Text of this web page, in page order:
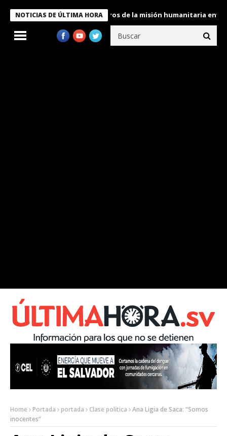
NOTICIAS DE ÚLTIMA HORA
Bukele condecora a miembros de la misión humanitaria enviada a
Home Portada portada Clase política
Ana Ligia de Saca: “Somos
inocentes”